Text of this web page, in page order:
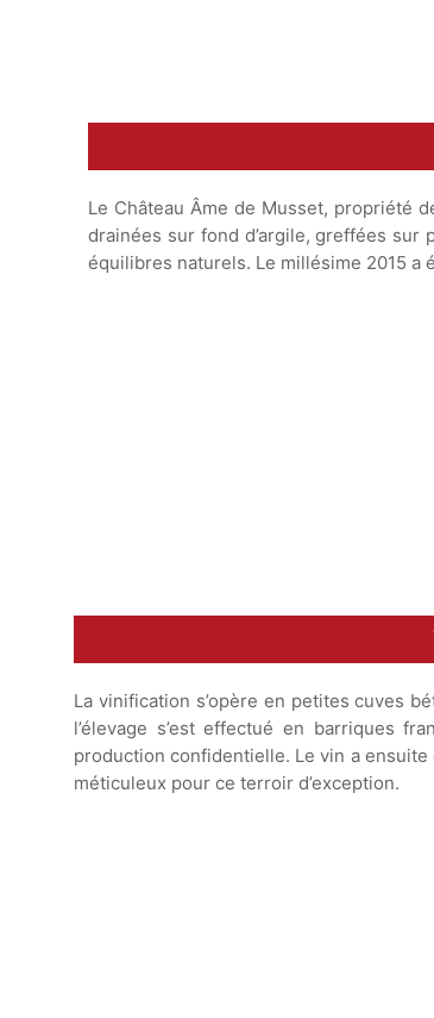
Le Château Âme de Musset, propriété
drainées sur fond d’argile, greffées
équilibres naturels. Le millésime 2015
La vinification s’opère en petites cuves
l’élevage s’est effectué en barriques
production confidentielle. Le vin a ensuite
méticuleux pour ce terroir d’exception.